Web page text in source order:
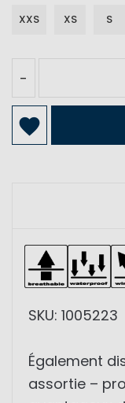
XXS XS S
-
SKU: 1005223
Également
assortie –